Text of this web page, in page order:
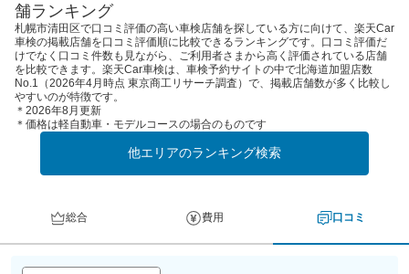
舗ランキング
札幌市清田区で口コミ評価の高い車検店舗を探している方に向けて、楽天Car
車検の掲載店舗を口コミ評価順に比較できるランキングです。口コミ評価だ
けでなく口コミ件数も見ながら、ご利用者さまから高く評価されている店舗
を比較できます。楽天Car車検は、車検予約サイトの中で北海道加盟店数
No.1（2026年4月時点 東京商工リサーチ調査）で、掲載店舗数が多く比較し
やすいのが特徴です。
＊2026年8月更新
＊価格は軽自動車・モデルコースの場合のものです
他エリアのランキング検索
総合 費用 口コミ